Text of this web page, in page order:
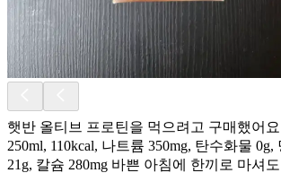
햇반 올티브 프로틴을 먹으려고 구매했어
250ml, 110kcal, 나트륨 350mg, 탄수화물 0g,
21g, 칼슘 280mg 바쁜 아침에 한끼로 마셔